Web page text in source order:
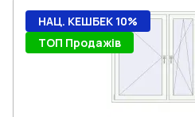
НАЦ. КЕШБЕК 10%
ТОП Продажів